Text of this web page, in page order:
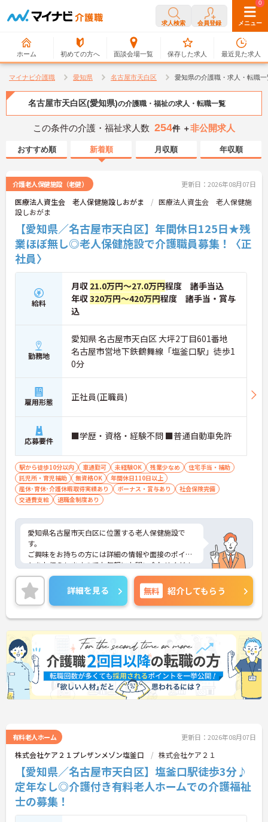
求人検索 会員登録 メニュー
ホーム 初めての方へ 面談会場一覧
0
保存した求人
0
最近見た求人
マイナビ介護職 愛知県 名古屋市天白区 愛知県の介護職・求人・転職一
名古屋市天白区(愛知県)の介護職・福祉の求人・転職一覧
この条件の介護・福祉求人数 254件 ＋非公開求人
おすすめ順 新着順 月収順 年収順
介護老人保健施設（老健） 更新日：2026年08月07日
医療法人資生会 老人保健施設しおがま
医療法人資生会 老人保健施
設しおがま
【愛知県／名古屋市天白区】年間休日125日★残
業ほぼ無し◎老人保健施設で介護職員募集！〈正
社員〉
給料
月収 21.0万円～27.0万円程度 諸手当込
年収320万円～420万円程度 諸手当・賞与
込
勤務地
愛知県 名古屋市天白区 大坪2丁目601番地
名古屋市営地下鉄鶴舞線「塩釜口駅」徒歩1
0分
雇用形態 正社員(正職員)
応募要件 ■学歴・資格・経験不問 ■普通自動車免許
駅から徒歩10分以内 車通勤可 未経験OK 残業少なめ
住宅手当・補助
託児所・育児補助
無資格OK
年間休日110日以上
産休･育休･介護休暇取得実績あり
ボーナス・賞与あり
社会保険完備
交通費支給
退職金制度あり
愛知県名古屋市天白区に位置する老人保健施設で
す。
ご興味をお持ちの方には詳細の情報や面接のポイン
トをお伝えしますのでお気軽にお問い合わせくださ
いませ。
詳細を見る 無料 紹介してもらう
有料老人ホーム 更新日：2026年08月07日
株式会社ケア２１プレザンメゾン塩釜口 株式会社ケア２１
【愛知県／名古屋市天白区】塩釜口駅徒歩3分♪
定年なし◎介護付き有料老人ホームでの介護福祉
士の募集！